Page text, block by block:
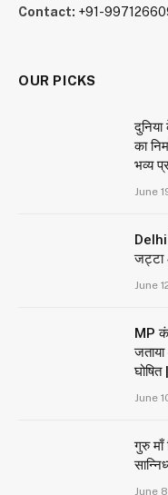
Contact: +91-
OUR PICKS
का
भव्य
June
Delhi
जट्टा
June
MP
जताया
घोषित |
June
गुरु माँ
June